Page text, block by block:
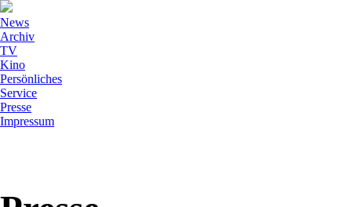
News
Archiv
TV
Kino
Persönliches
Service
Presse
Impressum